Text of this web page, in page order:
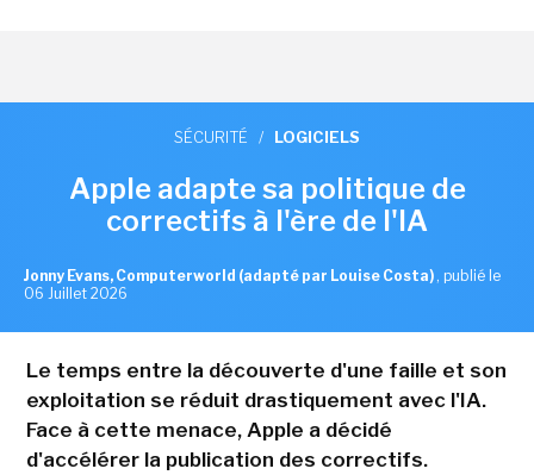
SÉCURITÉ / LOGICIELS
Apple adapte sa politique de
correctifs à l'ère de l'IA
Jonny Evans, Computerworld (adapté par Louise Costa) , publié le
06 Juillet 2026
Le temps entre la découverte d'une faille et son
exploitation se réduit drastiquement avec l'IA.
Face à cette menace, Apple a décidé
d'accélérer la publication des correctifs.